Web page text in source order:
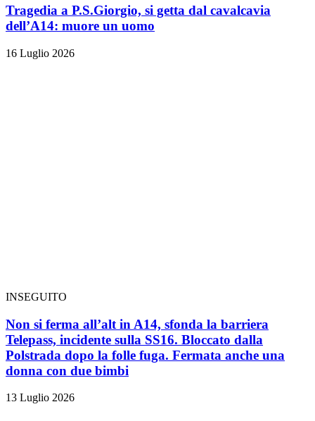
Tragedia a P.S.Giorgio, si getta dal cavalcavia
dell’A14: muore un uomo
16 Luglio 2026
INSEGUITO
Non si ferma all’alt in A14, sfonda la barriera
Telepass, incidente sulla SS16. Bloccato dalla
Polstrada dopo la folle fuga. Fermata anche una
donna con due bimbi
13 Luglio 2026